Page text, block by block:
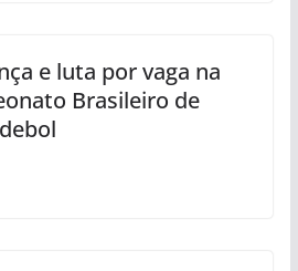
e luta por vaga na
Brasileiro de